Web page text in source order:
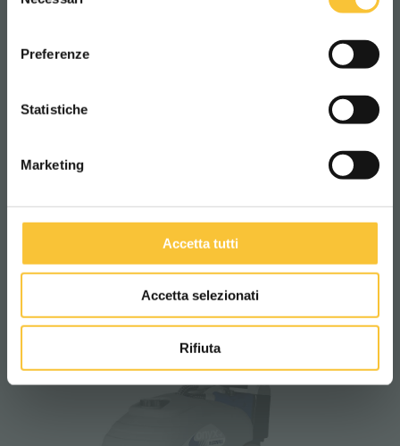
Preferenze
Statistiche
Marketing
Accetta tutti
Accetta selezionati
Rifiuta
onyx 35b Li